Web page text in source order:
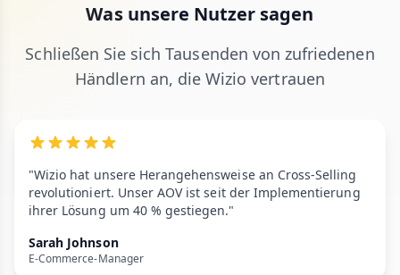
Was unsere Nutzer sagen
Schließen Sie sich Tausenden von zufriedenen
Händlern an, die Wizio vertrauen
"Wizio hat unsere Herangehensweise an Cross-Selling
revolutioniert. Unser AOV ist seit der Implementierung
ihrer Lösung um 40 % gestiegen."
Sarah Johnson
E-Commerce-Manager